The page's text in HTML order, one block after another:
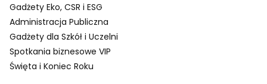
Gadżety Eko, CSR i ESG
Administracja Publiczna
Gadżety dla Szkół i Uczelni
Spotkania biznesowe VIP
Święta i Koniec Roku